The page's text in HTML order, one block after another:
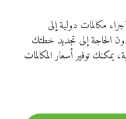
مكالمات دولية إلى
الحاجة إلى تجديد خطتك
توفير أسعار المكالمات